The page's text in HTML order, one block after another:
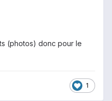
(photos) donc pour le
1